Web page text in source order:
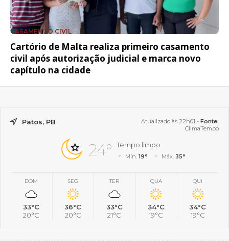
CASAMENTO CIVIL
Cartório de Malta realiza primeiro casamento
civil após autorização judicial e marca novo
capítulo na cidade
Patos, PB Atualizado às 22h01 - Fonte:
ClimaTempo
24° Tempo limpo
Mín.19° Máx. 35°
DOM
33°C
20°C
SEG
36°C
20°C
TER
33°C
21°C
QUA
34°C
19°C
QUI
34°C
19°C